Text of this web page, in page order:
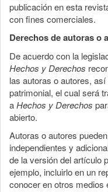
publicación en esta
con fines comerciales.
Derechos de autoras o
De acuerdo con la
Hechos y Derechos
las autoras o autores,
patrimonial, el cual será
aHechos y Derechos
abierto.
Autoras o autores
independientes y
de la versión del artículo
ejemplo, incluirlo en un
conocer en otros medios